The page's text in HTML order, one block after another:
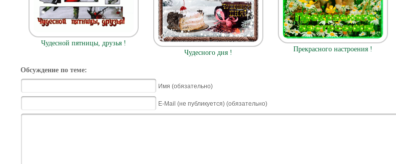
Чудесной пятницы, друзья !
Чудесного дня !
Прекрасного настроения !
Обсуждение по теме:
Имя (обязательно)
E-Mail (не публикуется) (обязательно)